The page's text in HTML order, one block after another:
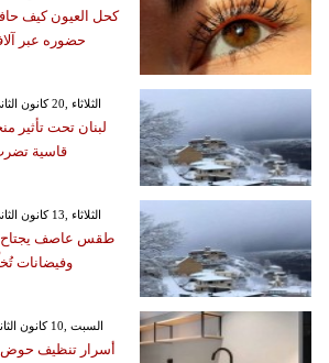
كحل العيون كيف
حضوره عبر
GMT 11:02 2026 الثلاثاء ,20 كانون الثاني / يناير
لبنان تحت تأثير
قاسية
GMT 16:46 2026 الثلاثاء ,13 كانون الثاني / يناير
طقس عاصف يجتاح
وفيضانات
GMT 07:05 2026 السبت ,10 كانون الثاني / يناير
أسرار تنظيف حوض